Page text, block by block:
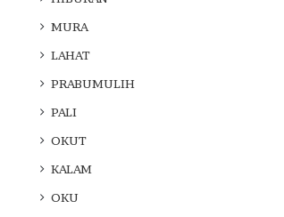
MURA
LAHAT
PRABUMULIH
PALI
OKUT
KALAM
OKU